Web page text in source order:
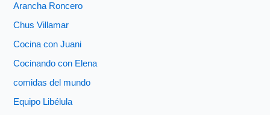
Arancha Roncero
Chus Villamar
Cocina con Juani
Cocinando con Elena
comidas del mundo
Equipo Libélula